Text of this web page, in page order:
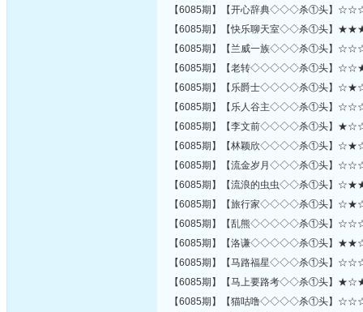
【6085期】【开心辞典◇◇◇杀
【6085期】【快乐聊天室◇◇
【6085期】【兰威一族◇◇◇杀
【6085期】【老转◇◇◇◇◇杀①
【6085期】【乐爵士◇◇◇◇杀
【6085期】【乐人谷主◇◇◇杀
【6085期】【李文前◇◇◇◇杀
【6085期】【林颖欣◇◇◇◇杀
【6085期】【流金岁月◇◇◇杀
【6085期】【流浪的虫虫◇◇
【6085期】【旅行家◇◇◇◇杀
【6085期】【乱熊◇◇◇◇◇杀①
【6085期】【洛谦◇◇◇◇◇杀①
【6085期】【马路福星◇◇◇杀
【6085期】【马上要路考◇◇
【6085期】【猫咕噜◇◇◇◇杀